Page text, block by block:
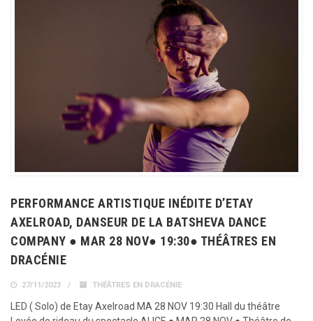
PERFORMANCE ARTISTIQUE INÉDITE D’ETAY
AXELROAD, DANSEUR DE LA BATSHEVA DANCE
COMPANY ● MAR 28 NOV● 19:30● THÉÂTRES EN
DRACÉNIE
27/11/2023 THÉÂTRES EN DRACÉNIE
LED ( Solo) de Etay Axelroad MA 28 NOV 19:30 Hall du théâtre